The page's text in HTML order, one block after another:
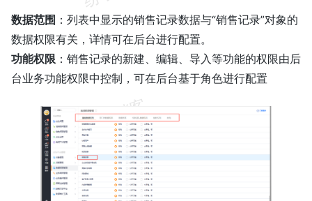
数据范围 ：列表中显示的销售记录数据与“销售记录”对象的
数据权限有关，详情可在后台进行配置。
功能权限 ：销售记录的新建、编辑、导入等功能的权限由后
台业务功能权限中控制，可在后台基于角色进行配置